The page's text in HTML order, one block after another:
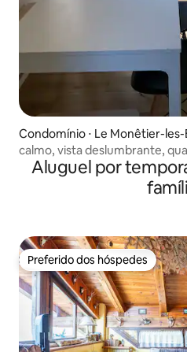
Condomínio ⋅ Le Monêtier-les-
calmo, vista deslumbrante,
Aluguel por
Preferido dos hóspedes
Preferido dos hóspedes